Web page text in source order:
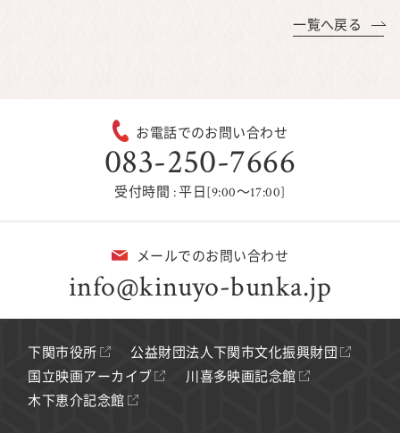
一覧へ戻る
お電話でのお問い合わせ
083-250-7666
受付時間 : 平日[9:00～17:00]
メールでのお問い合わせ
info@kinuyo-bunka.jp
下関市役所
公益財団法人下関市文化振興財団
国立映画アーカイブ
川喜多映画記念館
木下恵介記念館